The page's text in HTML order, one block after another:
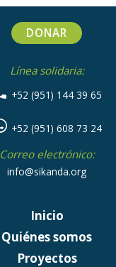
DONAR
Línea solidaria:
+52 (951) 144 39 65
+52 (951) 608 73 24
Correo electrónico:
info@sikanda.org
Inicio
Quiénes somos
Proyectos